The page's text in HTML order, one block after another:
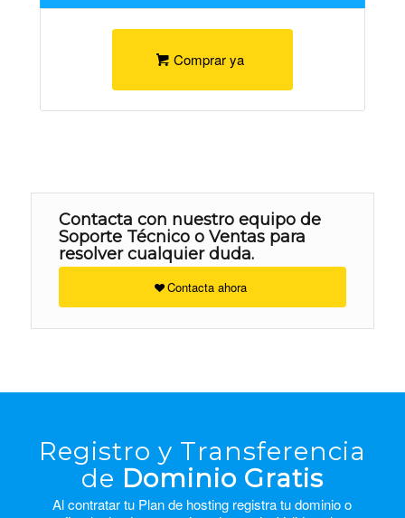
Comprar ya
Contacta con nuestro equipo de
Soporte Técnico o Ventas para
resolver cualquier duda.
Contacta ahora
Registro y Transferencia
de Dominio Gratis
Al contratar tu Plan de hosting registra tu dominio o